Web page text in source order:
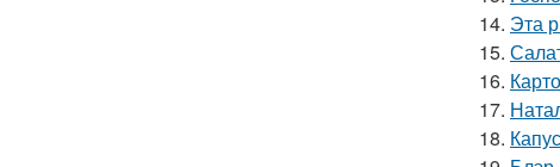
14. Эта
15.
16.
17.
18.